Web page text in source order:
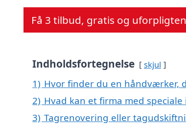
Få 3 tilbud, gratis og
Indholdsfortegnelse skjul
1) Hvor finder du en håndværker,
2) Hvad kan et firma med
3) Tagrenovering eller